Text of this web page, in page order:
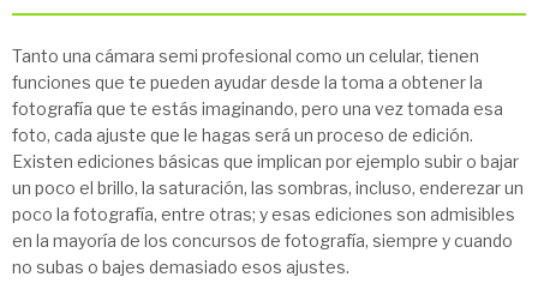
Tanto una cámara semi profesional como un celular, tienen
funciones que te pueden ayudar desde la toma a obtener la
fotografía que te estás imaginando, pero una vez tomada esa
foto, cada ajuste que le hagas será un proceso de edición.
Existen ediciones básicas que implican por ejemplo subir o bajar
un poco el brillo, la saturación, las sombras, incluso, enderezar un
poco la fotografía, entre otras; y esas ediciones son admisibles
en la mayoría de los concursos de fotografía, siempre y cuando
no subas o bajes demasiado esos ajustes.